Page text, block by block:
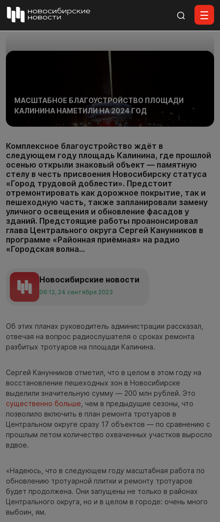
МАСШТАБНОЕ БЛАГОУСТРОЙСТВО ПЛОЩАДИ
КАЛИНИНА НАМЕТИЛИ НА 2024 ГОД
Комплексное благоустройство ждёт в
следующем году площадь Калинина, где прошлой
осенью открыли знаковый объект — памятную
стелу в честь присвоения Новосибирску статуса
«Город трудовой доблести». Предстоит
отремонтировать как дорожное покрытие, так и
пешеходную часть, также запланировали замену
уличного освещения и обновление фасадов у
зданий. Предстоящие работы проанонсировал
глава Центрального округа Сергей Канунников в
программе «Районная приёмная» на радио
«Городская волна...
Новосибирские новости
06:12, 24 сентября 2023
Об этих планах руководитель администрации рассказал,
отвечая на вопрос радиослушателя о сроках ремонта
разбитых тротуаров на площади Калинина.
Сергей Канунников отметил, что в целом в этом году на
восстановление пешеходных зон в Новосибирске
выделили значительную сумму — 200 млн рублей. Это
существенно больше, чем в предыдущие сезоны, что
позволило включить в план ремонта тротуаров в
Центральном округе сразу 17 объектов — по сравнению с
прошлым летом количество охваченных участков выросло
вдвое.
«Надеюсь, что в следующем году масштабная работа по
обновлению тротуарной плитки и ремонту тротуаров
будет продолжена. Они запущены не только в районах
Центрального округа, но и в целом в городе: очень много
выбоин, ям.